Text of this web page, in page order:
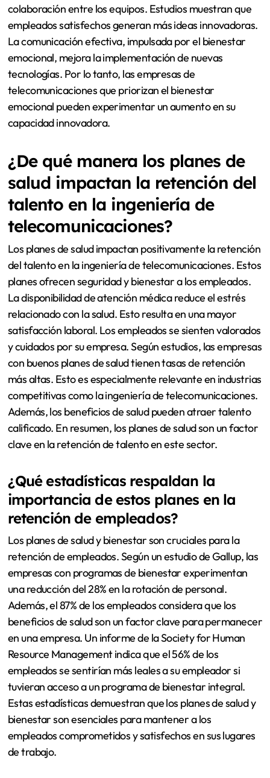
colaboración entre los equipos. Estudios muestran que
empleados satisfechos generan más ideas innovadoras.
La comunicación efectiva, impulsada por el bienestar
emocional, mejora la implementación de nuevas
tecnologías. Por lo tanto, las empresas de
telecomunicaciones que priorizan el bienestar
emocional pueden experimentar un aumento en su
capacidad innovadora.
¿De qué manera los planes de
salud impactan la retención del
talento en la ingeniería de
telecomunicaciones?
Los planes de salud impactan positivamente la retención
del talento en la ingeniería de telecomunicaciones. Estos
planes ofrecen seguridad y bienestar a los empleados.
La disponibilidad de atención médica reduce el estrés
relacionado con la salud. Esto resulta en una mayor
satisfacción laboral. Los empleados se sienten valorados
y cuidados por su empresa. Según estudios, las empresas
con buenos planes de salud tienen tasas de retención
más altas. Esto es especialmente relevante en industrias
competitivas como la ingeniería de telecomunicaciones.
Además, los beneficios de salud pueden atraer talento
calificado. En resumen, los planes de salud son un factor
clave en la retención de talento en este sector.
¿Qué estadísticas respaldan la
importancia de estos planes en la
retención de empleados?
Los planes de salud y bienestar son cruciales para la
retención de empleados. Según un estudio de Gallup, las
empresas con programas de bienestar experimentan
una reducción del 28% en la rotación de personal.
Además, el 87% de los empleados considera que los
beneficios de salud son un factor clave para permanecer
en una empresa. Un informe de la Society for Human
Resource Management indica que el 56% de los
empleados se sentirían más leales a su empleador si
tuvieran acceso a un programa de bienestar integral.
Estas estadísticas demuestran que los planes de salud y
bienestar son esenciales para mantener a los
empleados comprometidos y satisfechos en sus lugares
de trabajo.